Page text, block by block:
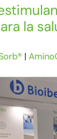
la
|